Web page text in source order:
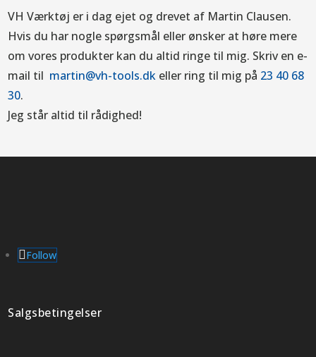
VH Værktøj er i dag ejet og drevet af Martin Clausen.
Hvis du har nogle spørgsmål eller ønsker at høre mere
om vores produkter kan du altid ringe til mig. Skriv en e-
mail til martin@vh-tools.dk eller ring til mig på 23 40 68
30.
Jeg står altid til rådighed!
Follow
Salgsbetingelser